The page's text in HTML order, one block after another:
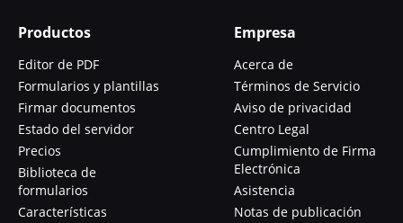
Productos
Editor de PDF
Formularios y plantillas
Firmar documentos
Estado del servidor
Precios
Biblioteca de
formularios
Características
Empresa
Acerca de
Términos de Servicio
Aviso de privacidad
Centro Legal
Cumplimiento de Firma
Electrónica
Asistencia
Notas de publicación